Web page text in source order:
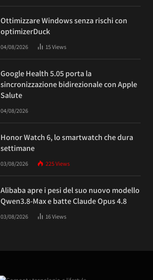
Ottimizzare Windows senza rischi con
optimizerDuck
04/08/2026 15Views
Google Health 5.05 porta la
sincronizzazione bidirezionale con Apple
Salute
04/08/2026
Honor Watch 6, lo smartwatch che dura
settimane
03/08/2026 225Views
Alibaba apre i pesi del suo nuovo modello
Qwen3.8-Max e batte Claude Opus 4.8
03/08/2026 16Views